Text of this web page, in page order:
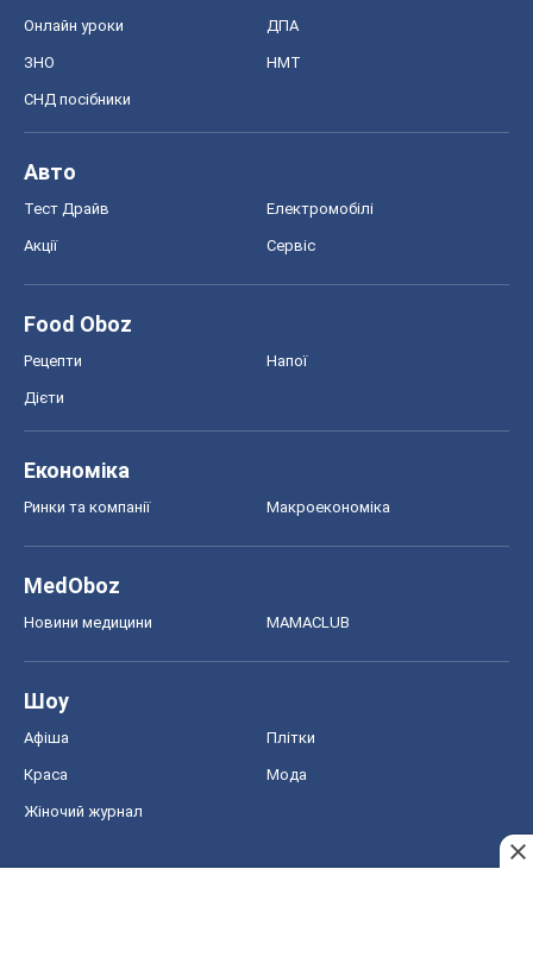
Онлайн уроки ДПА
ЗНО НМТ
СНД посібники
Авто
Тест Драйв Електромобілі
Акції Сервіс
Food Oboz
Рецепти Напої
Дієти
Економіка
Ринки та компанії Макроекономіка
MedOboz
Новини медицини MAMACLUB
Шоу
Афіша Плітки
Краса Мода
Жіночий журнал